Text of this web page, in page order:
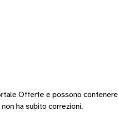
Offerte e possono contenere
ha subito correzioni.